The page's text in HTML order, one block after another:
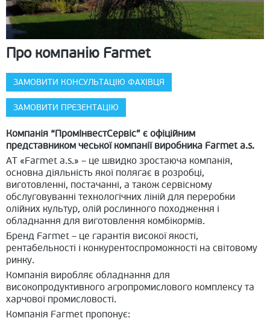
Про компанію Farmet
ЗАМОВИТИ КОНСУЛЬТАЦІЮ ФАХІВЦЯ
ЗАМОВИТИ ПРЕЗЕНТАЦІЮ
Компанія “ПромІнвестСервіс” є офіційним
представником чеської компанії виробника Farmet a.s.
АТ «Farmet a.s.» – це швидко зростаюча компанія,
основна діяльність якої полягає в розробці,
виготовленні, постачанні, а також сервісному
обслуговуванні технологічних ліній для переробки
олійних культур, олій рослинного походження і
обладнання для виготовлення комбікормів.
Бренд Farmet – це гарантія високої якості,
рентабельності і конкурентоспроможності на світовому
ринку.
Компанія виробляє обладнання для
високопродуктивного агропромислового комплексу та
харчової промисловості.
Компанія Farmet пропонує: